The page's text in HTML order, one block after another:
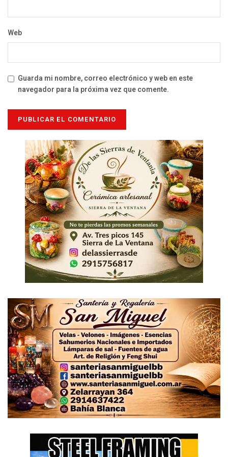
Web
Guarda mi nombre, correo electrónico y web en este
navegador para la próxima vez que comente.